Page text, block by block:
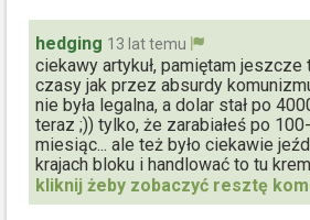
hedging 13 lat temu
ciekawy artykuł, pamiętam jeszcze
czasy jak przez absurdy
nie była legalna, a dolar stał po
teraz ;)) tylko, że zarabiałeś po
miesiąc... ale też było ciekawie
krajach bloku i handlować to tu
zegarkami i kalkulatorami... nic tego